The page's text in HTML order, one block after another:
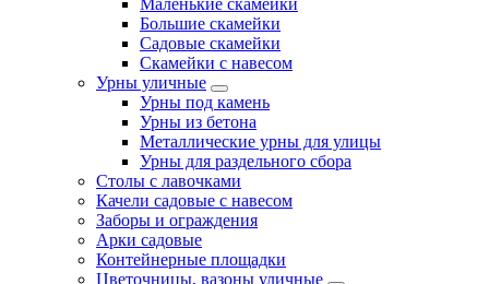
Маленькие скамейки
Большие скамейки
Садовые скамейки
Скамейки с навесом
Урны уличные
Урны под камень
Урны из бетона
Металлические урны для улицы
Урны для раздельного сбора
Столы с лавочками
Качели садовые с навесом
Заборы и ограждения
Арки садовые
Контейнерные площадки
Цветочницы, вазоны уличные